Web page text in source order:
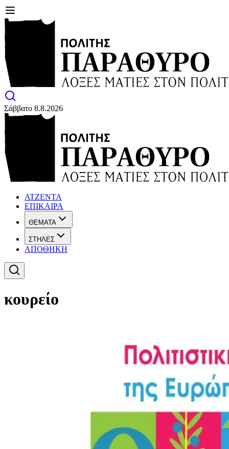
Σάββατο 8.8.2026
ΑΤΖΕΝΤΑ
ΕΠΙΚΑΙΡΑ
ΘΕΜΑΤΑ
ΣΤΗΛΕΣ
ΑΠΟΘΗΚΗ
κουρείο